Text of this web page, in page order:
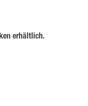
erhältlich.